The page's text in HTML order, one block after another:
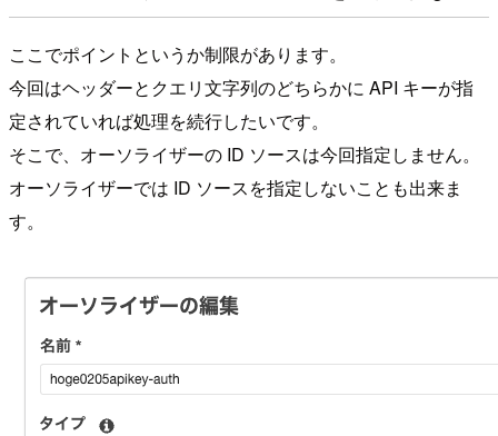
ここでポイントというか制限があります。
今回はヘッダーとクエリ文字列のどちらかに API キーが指
定されていれば処理を続行したいです。
そこで、オーソライザーの ID ソースは今回指定しません。
オーソライザーでは ID ソースを指定しないことも出来ま
す。